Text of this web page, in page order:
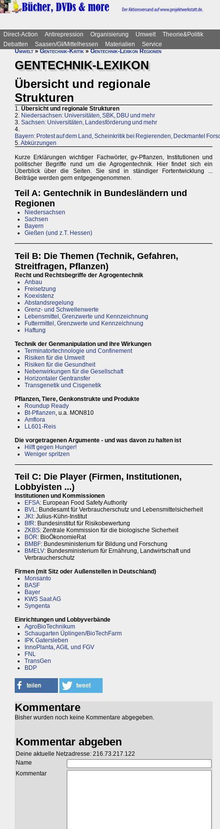
Direct-Action Antirepression Organisierung Umwelt
Theorie&Politik
Debatten
Saasen/GI/Mittelhessen Materialien
Service
Umwelt»Gentechnik-Kritik»Gentechnik-Lexikon Regionen
GENTECHNIK-LEXIKON
Übersicht und regionale
Strukturen
1. Übersicht und regionale Strukturen
2. Niedersachsen: Universitäten, SBK, DBU und mehr
3. Sachsen: Universitäten, Landesförderung und mehr
4.
Bayern: Protest auf dem Land, Scheinkritik bei Regierenden, Deckmantel
5.Abkürzungen
Kurze Erklärungen wichtiger Fachwörter, gv-Pflanzen, Institutionen und
politischer Begriffe rund um die Agrogentechnik. Hier findet sich ein
Überblick über die Seiten. Sie sind in ständiger Fortentwicklung ...
Beiträge werden gern entgegengenommen.
Teil A: Gentechnik in Bundesländern und
Regionen
Niedersachsen
Sachsen
Bayern
Gießen (und z.T. Hessen)
Teil B: Die Themen (Technik, Gefahren,
Streitfragen, Pflanzen)
Recht und Rechtsbegriffe der Agrogentechnik
Anbau
Freisetzung
Koexistenz
Abstandsregelung
Grenz- und Schwellenwerte
Lebensmittel, Grenzwerte und Kennzeichnung
Futtermittel, Grenzwerte und Kennzeichnung
Haftung
Technik der Genmanipulation und ihre Wirkungen
Terminatortechnologie und Confinement
Risiken für die Umwelt
Risiken für die Gesundheit
Nebenwirkungen für die Gesellschaft
Horizontaler Gentransfer
Transgenetik und Cisgenetik
Pflanzen, Tiere, Genkonstrukte und Produkte
Roundup Ready
Bt-Pflanzen , u.a. MON810
Amflora
LL601-Reis
Die vorgetragenen Argumente - und was davon zu halten ist
Hilft gegen Hunger!
Weniger spritzen
Teil C: Die Player (Firmen, Institutionen,
Lobbyisten ...)
Institutionen und Kommissionen
EFSA: European Food Safety Authority
BVL : Bundesamt für Verbraucherschutz und Lebensmittelsicherheit
JKI: Julius-Kühn-Institut
BfR: Bundesinstitut für Risikobewertung
ZKBS: Zentrale Kommission für die biologische Sicherheit
BÖR: BioÖkonomieRat
BMBF: Bundesministerium für Bildung und Forschung
BMELV: Bundesministerium für Ernährung, Landwirtschaft und
Verbraucherschutz
Firmen (mit Sitz oder Außenstellen in Deutschland)
Monsanto
BASF
Bayer
KWS Saat AG
Syngenta
Einrichtungen und Lobbyverbände
AgroBioTechnikum
Schaugarten Üplingen/BioTechFarm
IPK Gatersleben
InnoPlanta, AGIL und FGV
FNL
TransGen
BDP
Kommentare
Bisher wurden noch keine Kommentare abgegeben.
Kommentar abgeben
Deine aktuelle Netzadresse: 216.73.217.122
Name
Kommentar